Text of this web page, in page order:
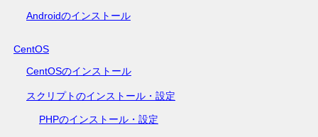
Androidのインストール
CentOS
CentOSのインストール
スクリプトのインストール・設定
PHPのインストール・設定